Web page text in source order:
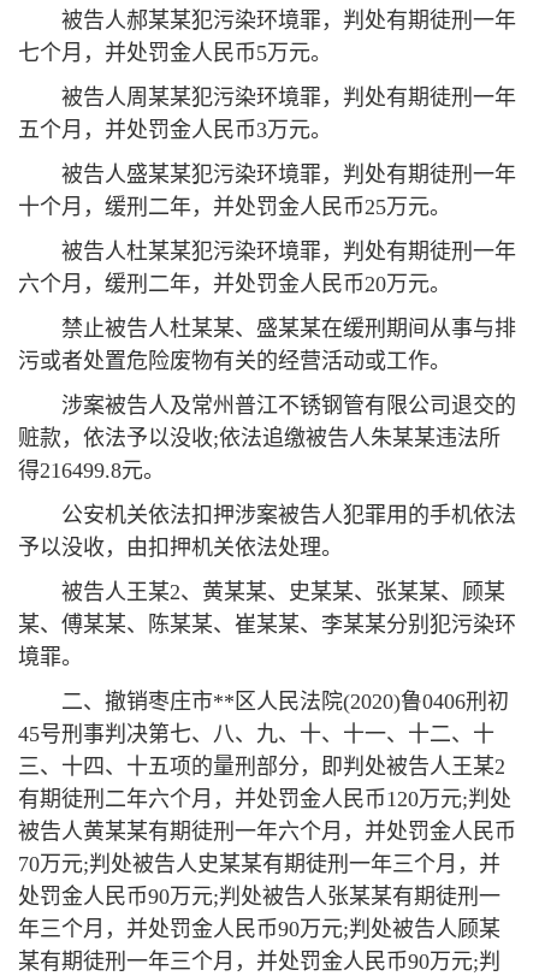
被告人郝某某犯污染环境罪，判处有期徒刑一年
七个月，并处罚金人民币5万元。
被告人周某某犯污染环境罪，判处有期徒刑一年
五个月，并处罚金人民币3万元。
被告人盛某某犯污染环境罪，判处有期徒刑一年
十个月，缓刑二年，并处罚金人民币25万元。
被告人杜某某犯污染环境罪，判处有期徒刑一年
六个月，缓刑二年，并处罚金人民币20万元。
禁止被告人杜某某、盛某某在缓刑期间从事与排
污或者处置危险废物有关的经营活动或工作。
涉案被告人及常州普江不锈钢管有限公司退交的
赃款，依法予以没收;依法追缴被告人朱某某违法所
得216499.8元。
公安机关依法扣押涉案被告人犯罪用的手机依法
予以没收，由扣押机关依法处理。
被告人王某2、黄某某、史某某、张某某、顾某
某、傅某某、陈某某、崔某某、李某某分别犯污染环
境罪。
二、撤销枣庄市**区人民法院(2020)鲁0406刑初
45号刑事判决第七、八、九、十、十一、十二、十
三、十四、十五项的量刑部分，即判处被告人王某2
有期徒刑二年六个月，并处罚金人民币120万元;判处
被告人黄某某有期徒刑一年六个月，并处罚金人民币
70万元;判处被告人史某某有期徒刑一年三个月，并
处罚金人民币90万元;判处被告人张某某有期徒刑一
年三个月，并处罚金人民币90万元;判处被告人顾某
某有期徒刑一年三个月，并处罚金人民币90万元;判